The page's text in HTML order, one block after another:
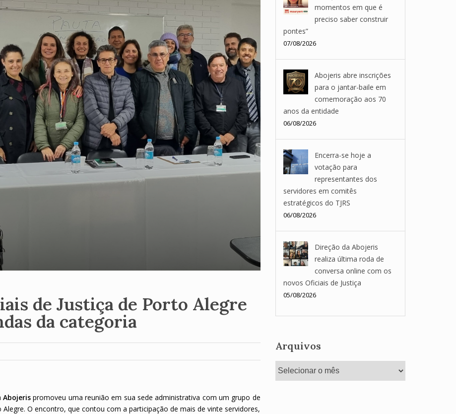
de Justiça de Porto Alegre
da categoria
Abojerispromoveu uma reunião em sua sede administrativa com um grupo de
O encontro, que contou com a participação de mais de vinte servidores,
momentos em que é
preciso saber construir
pontes”
07/08/2026
Abojeris abre inscrições
para o jantar-baile em
comemoração aos 70
anos da entidade
06/08/2026
Encerra-se hoje a
votação para
representantes dos
servidores em comitês
estratégicos do TJRS
06/08/2026
Direção da Abojeris
realiza última roda de
conversa online com os
novos Oficiais de Justiça
05/08/2026
Arquivos
Arquivos